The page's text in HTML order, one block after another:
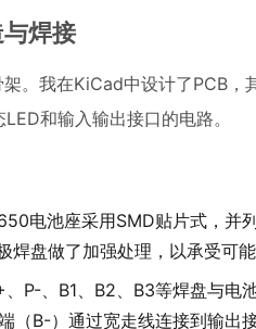
焊接
。我在KiCad中设计了PCB
和输入输出接口的电路。
电池座采用SMD贴片式，并
焊盘做了加强处理，以承受可
、P-、B1、B2、B3等焊盘与电
（B-）通过宽走线连接到输出